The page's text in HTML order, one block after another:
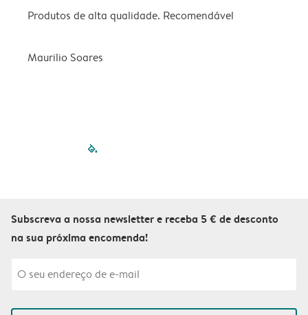
Produtos de alta qualidade. Recomendável
Maurilio Soares
filled-pagination
Subscreva a nossa newsletter e receba 5 € de desconto
na sua próxima encomenda!